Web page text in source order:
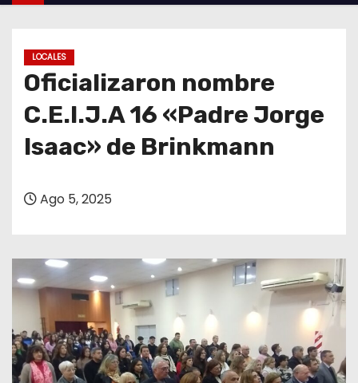
o
LOCALES
Oficializaron nombre
C.E.I.J.A 16 «Padre Jorge
Isaac» de Brinkmann
Ago 5, 2025